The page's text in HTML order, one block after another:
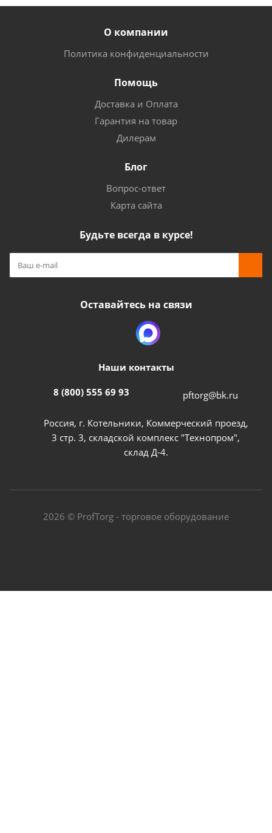
О компании
Политика конфиденциальности
Помощь
Доставка и Оплата
Гарантия на товар
Дилерам
Блог
Вопрос-ответ
Карта сайта
Будьте всегда в курсе!
Оставайтесь на связи
Наши контакты
8 (800) 555 69 93 pftorg@bk.ru
Россия, г. Котельники, Коммерческий проезд,
3 стр. 3, складской комплекс "Технопром",
склад Д-4.
2026 © ProfTorg - торговое оборудование